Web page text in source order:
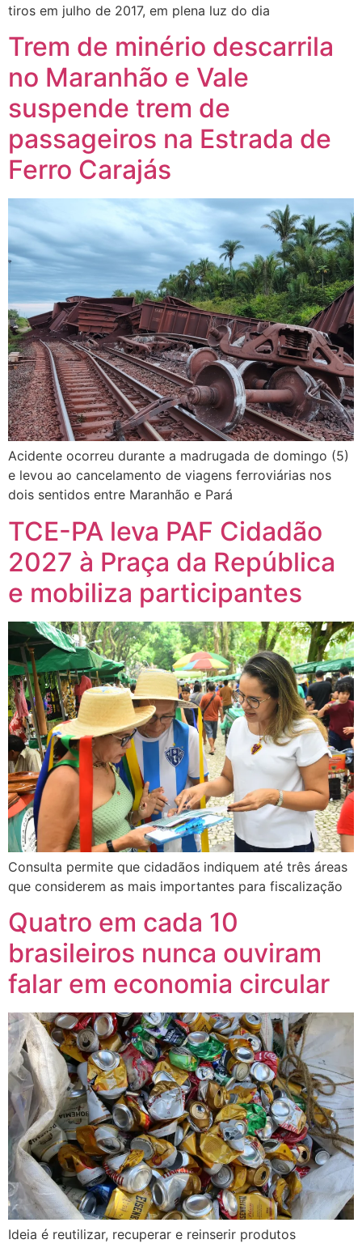
tiros em julho de 2017, em plena luz do dia
Trem de minério descarrila
no Maranhão e Vale
suspende trem de
passageiros na Estrada de
Ferro Carajás
Acidente ocorreu durante a madrugada de domingo (5)
e levou ao cancelamento de viagens ferroviárias nos
dois sentidos entre Maranhão e Pará
TCE-PA leva PAF Cidadão
2027 à Praça da República
e mobiliza participantes
Consulta permite que cidadãos indiquem até três áreas
que considerem as mais importantes para fiscalização
Quatro em cada 10
brasileiros nunca ouviram
falar em economia circular
Ideia é reutilizar, recuperar e reinserir produtos